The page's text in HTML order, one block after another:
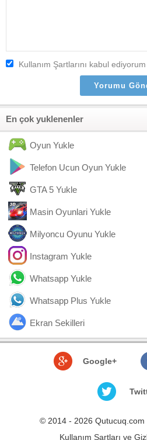
Kullanım Şartlarını kabul ediyorum
En çok yuklenenler
Oyun Yukle
Telefon Ucun Oyun Yukle
GTA 5 Yukle
Masin Oyunlari Yukle
Milyoncu Oyunu Yukle
Instagram Yukle
Whatsapp Yukle
Whatsapp Plus Yukle
Ekran Sekilleri
Google+
© 2014 - 2026 Qutucuq.com
Kullanım Şartları ve